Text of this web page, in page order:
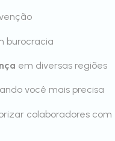
burocracia
em diversas regiões
você mais precisa
colaboradores com